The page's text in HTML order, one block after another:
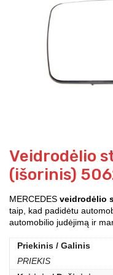
Veidrodėlio
(išorinis)
MERCEDES veidrodėlio
taip, kad padidėtu
automobilio judėjimą ir
Priekinis / Galinis
PRIEKIS